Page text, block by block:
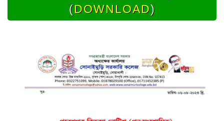
(DOWNLOAD)